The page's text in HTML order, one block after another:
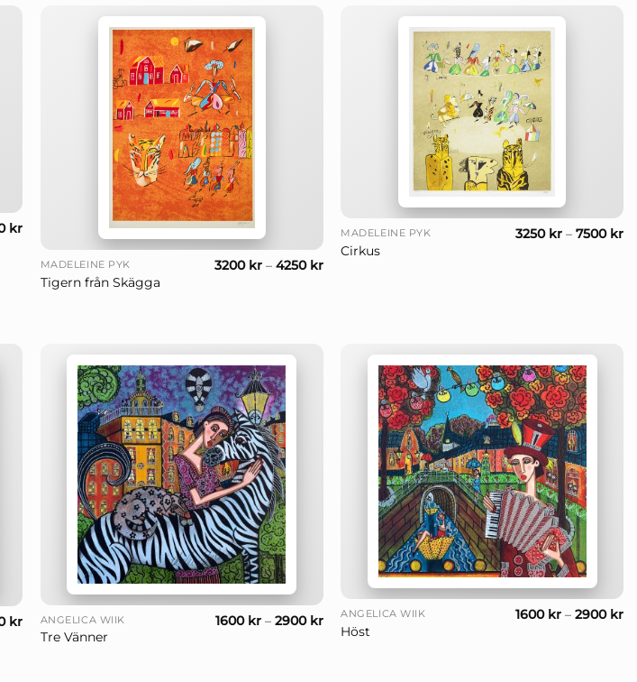
kr
MADELEINE PYK
Tigern från Skägga
3200 kr– 4250 kr
MADELEINE PYK
Cirkus
3250 kr –7500 kr
kr
+
ANGELICA WIIK
Tre Vänner
1600 kr– 2900 kr
+
ANGELICA WIIK
Höst
1600 kr –2900 kr